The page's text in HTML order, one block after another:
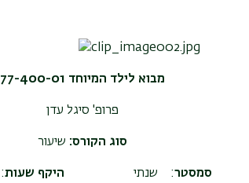
מבוא לילד המיוחד 77-400-01
פרופ' סיגל עדן
סוג הקורס: שיעור
סמסטר: שנתי היקף שעות: 4